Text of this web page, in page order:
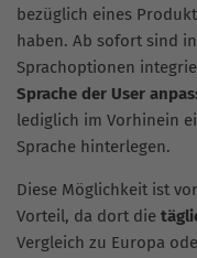
bezüglich eines
haben. Ab sofort sind
Sprachoptionen
Sprache der User
lediglich im Vorhinein
Sprache hinterlegen.
Diese Möglichkeit ist
Vorteil, da dort die
Vergleich zu Europa